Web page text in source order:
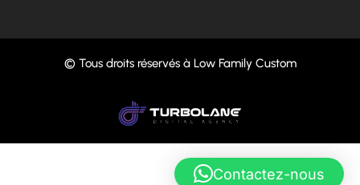
© Tous droits réservés à Low Family Custom
Contactez-nous